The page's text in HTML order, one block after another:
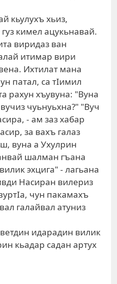
кьулухъ хьиз,
кимел ацукьнавай.
виридаз ван
итимар вири
Ихтилат мана
патал, са тIимил
рахун хъувуна: "Вуна
чуьнуьхна?" "Вуч
- ам заз хабар
за вахъ галаз
вуна а Ухулрин
шалман гъана
эхцига" - лагьана
Насиран вилериз
чун пакамахъ
галайвал атуниз
идарадин вилик
кьадар садан артух